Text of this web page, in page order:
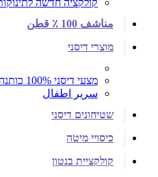
مناشف 100 ٪ قطن
מוצרי דיסני
מצעי דיסני 100% כותנה
سرير اطفال
שטיחונים דיסני
כיסויי מיטה
קולקציית בנטון